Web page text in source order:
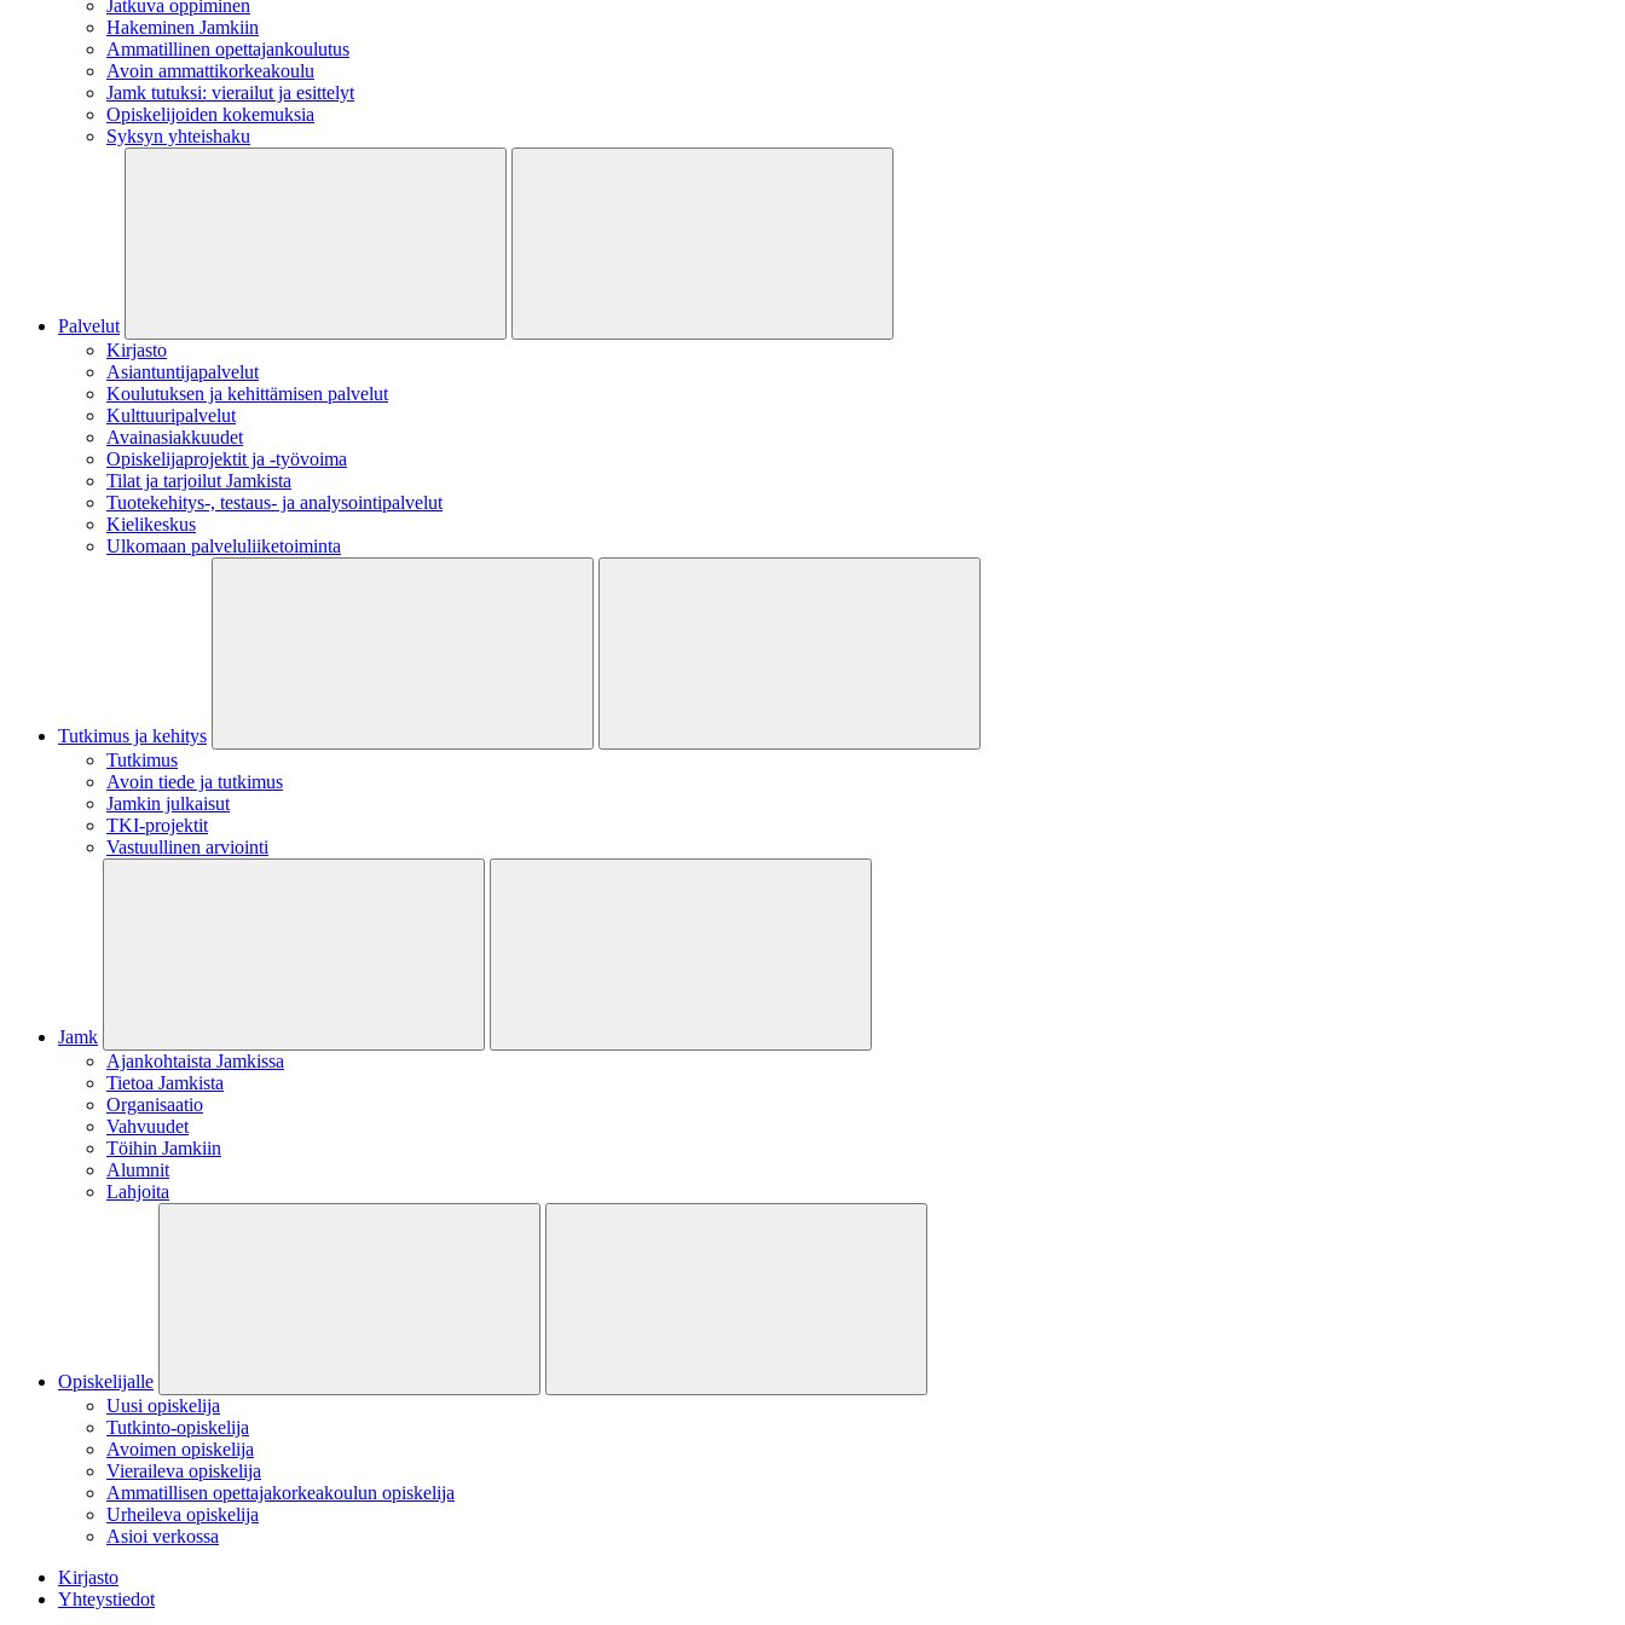
Jatkuva oppiminen
Hakeminen Jamkiin
Ammatillinen opettajankoulutus
Avoin ammattikorkeakoulu
Jamk tutuksi: vierailut ja esittelyt
Opiskelijoiden kokemuksia
Syksyn yhteishaku
Palvelut
Kirjasto
Asiantuntijapalvelut
Koulutuksen ja kehittämisen palvelut
Kulttuuripalvelut
Avainasiakkuudet
Opiskelijaprojektit​ ja -työvoima
Tilat ja tarjoilut Jamkista
Tuotekehitys-, testaus- ja analysointipalvelut
Kielikeskus
Ulkomaan palveluliiketoiminta
Tutkimus ja kehitys
Tutkimus
Avoin tiede ja tutkimus
Jamkin julkaisut
TKI-projektit
Vastuullinen arviointi
Jamk
Ajankohtaista Jamkissa
Tietoa Jamkista
Organisaatio
Vahvuudet
Töihin Jamkiin
Alumnit
Lahjoita
Opiskelijalle
Uusi opiskelija
Tutkinto-opiskelija
Avoimen opiskelija
Vieraileva opiskelija
Ammatillisen opettajakorkeakoulun opiskelija
Urheileva opiskelija
Asioi verkossa
Kirjasto
Yhteystiedot